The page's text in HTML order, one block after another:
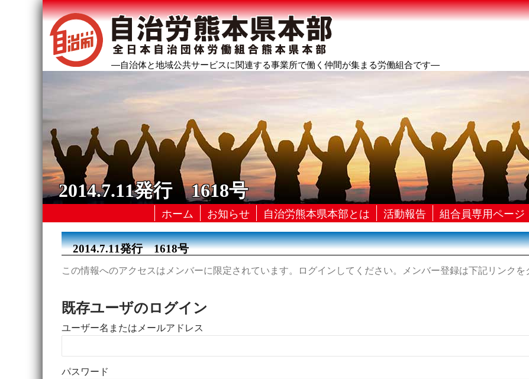
―自治体と地域公共サービスに関連する事業所で働く仲間が集まる労働組合です―
2014.7.11発行 1618号
ホーム お知らせ 自治労熊本県本部とは 活動報告 組合員専用ページ
2014.7.11発行 1618号
この情報へのアクセスはメンバーに限定されています。ログインしてください。メンバー登録は下記リンクを
既存ユーザのログイン
ユーザー名またはメールアドレス
パスワード